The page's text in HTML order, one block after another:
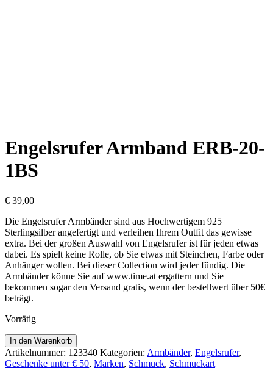
Engelsrufer Armband ERB-20-
1BS
€ 39,00
Die Engelsrufer Armbänder sind aus Hochwertigem 925
Sterlingsilber angefertigt und verleihen Ihrem Outfit das gewisse
extra. Bei der großen Auswahl von Engelsrufer ist für jeden etwas
dabei. Es spielt keine Rolle, ob Sie etwas mit Steinchen, Farbe oder
Anhänger wollen. Bei dieser Collection wird jeder fündig. Die
Armbänder könne Sie auf www.time.at ergattern und Sie
bekommen sogar den Versand gratis, wenn der bestellwert über 50€
beträgt.
Vorrätig
Engelsrufer
Armband
ERB-
In den Warenkorb
Artikelnummer: 123340 Kategorien: Armbänder, Engelsrufer,
Geschenke unter € 50, Marken, Schmuck, Schmuckart